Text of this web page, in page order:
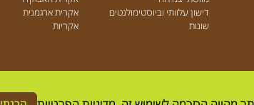
דישון עלוותי וביוסטימולנטים
שונות
אקרית ארגמנית
אקריות